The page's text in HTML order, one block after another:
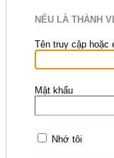
NẾU LÀ THÀNH
Tên truy cập hoặc
Mật khẩu
Nhớ tôi